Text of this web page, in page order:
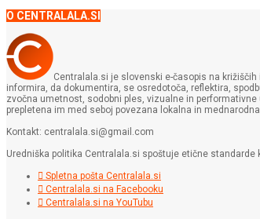
O CENTRALALA.SI
Centralala.si je slovenski e-časopis na
informira, da dokumentira, se osredotoča, reflektira,
zvočna umetnost, sodobni ples, vizualne in
prepletena im med seboj povezana lokalna in
Kontakt: centralala.si@gmail.com
Uredniška politika Centralala.si spoštuje etične
Spletna pošta Centralala.si
Centralala.si na Facebooku
Centralala.si na YouTubu